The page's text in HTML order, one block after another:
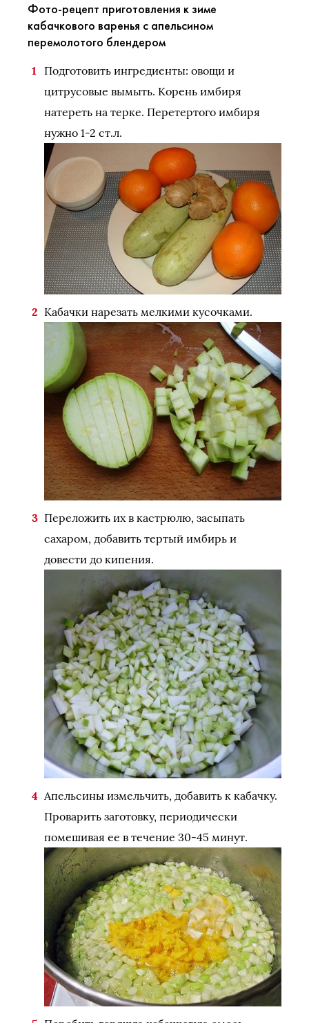
Фото-рецепт приготовления к зиме
кабачкового варенья с апельсином
перемолотого блендером
Подготовить ингредиенты: овощи и
цитрусовые вымыть. Корень имбиря
натереть на терке. Перетертого имбиря
нужно 1-2 ст.л.
Кабачки нарезать мелкими кусочками.
Переложить их в кастрюлю, засыпать
сахаром, добавить тертый имбирь и
довести до кипения.
Апельсины измельчить, добавить к кабачку.
Проварить заготовку, периодически
помешивая ее в течение 30-45 минут.